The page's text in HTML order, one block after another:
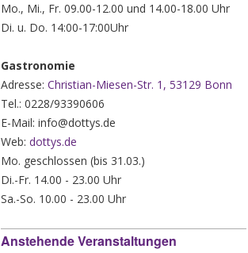
Mo., Mi., Fr. 09.00-12.00 und 14.00-18.00 Uhr
Di. u. Do. 14:00-17:00Uhr
Gastronomie
Adresse: Christian-Miesen-Str. 1, 53129 Bonn
Tel.: 0228/93390606
E-Mail: info@dottys.de
Web: dottys.de
Mo. geschlossen (bis 31.03.)
Di.-Fr. 14.00 - 23.00 Uhr
Sa.-So. 10.00 - 23.00 Uhr
Anstehende Veranstaltungen